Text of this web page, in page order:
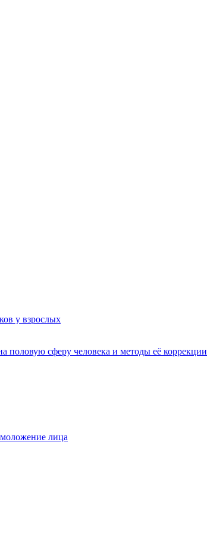
у взрослых
половую сферу человека и методы её коррекции
лица